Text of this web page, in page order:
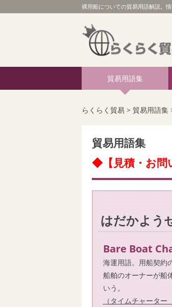
裸用船についての貿易用語解説。
貿易用語集
らくらく貿易 > 貿易用語集
貿易用語集
◆【見積・お問
はだかよう
Bare Boat
海運用語。用船契約
船舶のオーナーが船
いう。
（タイムチャーター